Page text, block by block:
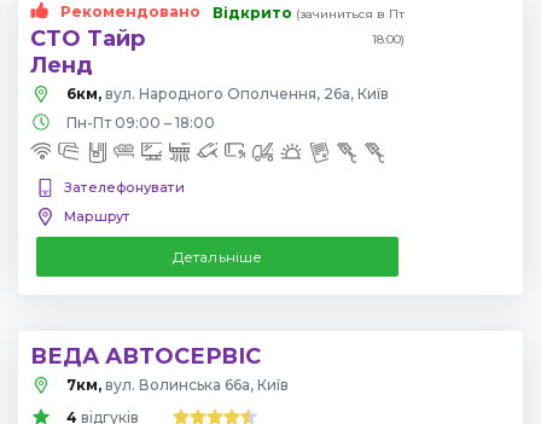
Рекомендовано
СТО Тайр
Ленд
Відкрито (зачиниться в Пт
18:00)
6км, вул. Народного Ополчення, 26а, Київ
Пн-Пт 09:00 – 18:00
Зателефонувати
Маршрут
Детальніше
ВЕДА АВТОСЕРВІС
7км, вул. Волинська 66а, Київ
4 відгуків